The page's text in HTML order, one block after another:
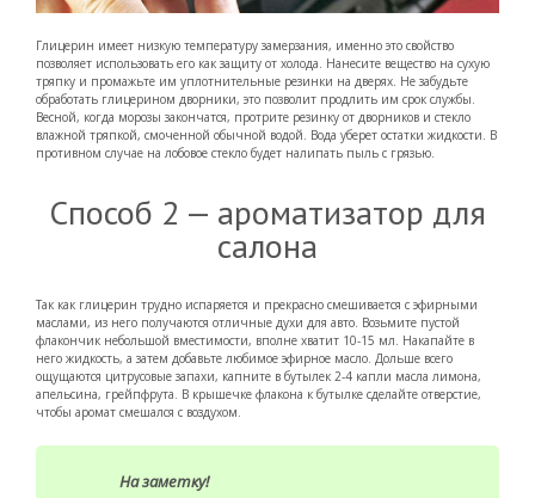
Глицерин имеет низкую температуру замерзания, именно это свойство
позволяет использовать его как защиту от холода. Нанесите вещество на сухую
тряпку и промажьте им уплотнительные резинки на дверях. Не забудьте
обработать глицерином дворники, это позволит продлить им срок службы.
Весной, когда морозы закончатся, протрите резинку от дворников и стекло
влажной тряпкой, смоченной обычной водой. Вода уберет остатки жидкости. В
противном случае на лобовое стекло будет налипать пыль с грязью.
Способ 2 — ароматизатор для
салона
Так как глицерин трудно испаряется и прекрасно смешивается с эфирными
маслами, из него получаются отличные духи для авто. Возьмите пустой
флакончик небольшой вместимости, вполне хватит 10-15 мл. Накапайте в
него жидкость, а затем добавьте любимое эфирное масло. Дольше всего
ощущаются цитрусовые запахи, капните в бутылек 2-4 капли масла лимона,
апельсина, грейпфрута. В крышечке флакона к бутылке сделайте отверстие,
чтобы аромат смешался с воздухом.
На заметку!